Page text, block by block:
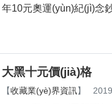
年10元奧運(yùn)紀(jì)念鈔值
大黑十元價(jià)格
【收藏業(yè)界資訊】